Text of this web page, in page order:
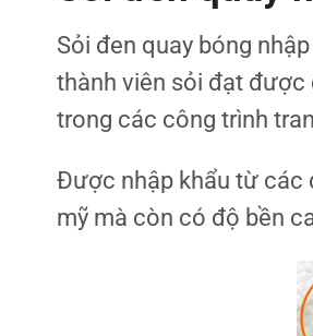
Sỏi đen quay bóng
thành viên sỏi đạt được
trong các công trình
Được nhập khẩu từ các
mỹ mà còn có độ bền